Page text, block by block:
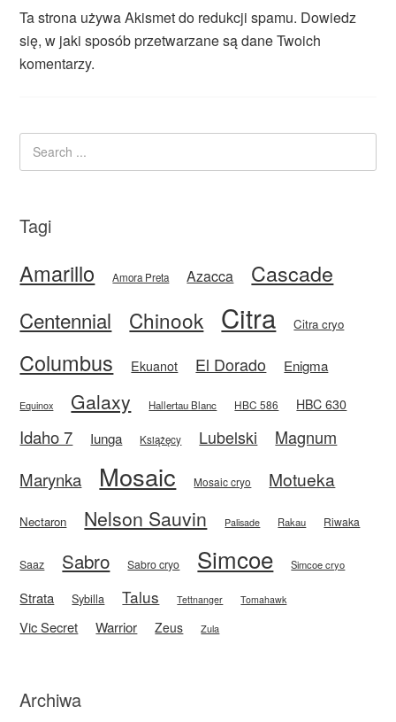
Ta strona używa Akismet do redukcji spamu. Dowiedz
się, w jaki sposób przetwarzane są dane Twoich
komentarzy.
Tagi
Amarillo Amora Preta Azacca Cascade
Centennial Chinook Citra Citra cryo
Columbus Ekuanot El Dorado Enigma
Equinox Galaxy Hallertau Blanc HBC 586 HBC 630
Idaho 7 Iunga Książęcy Lubelski
Magnum
Marynka
Mosaic Mosaic cryo Motueka
Nectaron Nelson Sauvin Palisade Rakau Riwaka
Saaz Sabro Sabro cryo Simcoe Simcoe cryo
Strata Sybilla Talus Tettnanger Tomahawk
Vic Secret Warrior Zeus Zula
Archiwa